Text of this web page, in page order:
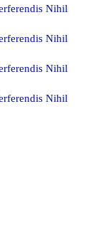
Nihil
Nihil
Nihil
Nihil